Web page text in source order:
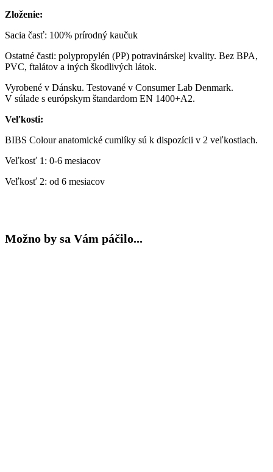
Zloženie:
Sacia časť: 100% prírodný kaučuk
Ostatné časti: polypropylén (PP) potravinárskej kvality. Bez BPA,
PVC, ftalátov a iných škodlivých látok.
Vyrobené v Dánsku. Testované v Consumer Lab Denmark.
V súlade s európskym štandardom EN 1400+A2.
Veľkosti:
BIBS Colour anatomické cumlíky sú k dispozícii v 2 veľkostiach.
Veľkosť 1: 0-6 mesiacov
Veľkosť 2: od 6 mesiacov
Možno by sa Vám páčilo...